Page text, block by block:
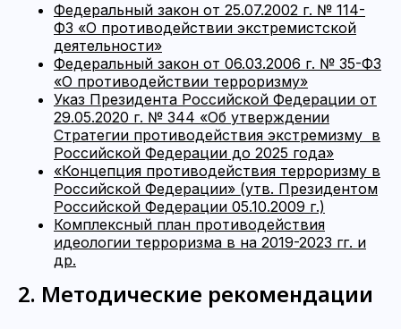
Федеральный закон от 25.07.2002 г. № 114-
ФЗ «О противодействии экстремистской
деятельности»
Федеральный закон от 06.03.2006 г. № 35-ФЗ
«О противодействии терроризму»
Указ Президента Российской Федерации от
29.05.2020 г. № 344 «Об утверждении
Стратегии противодействия экстремизму в
Российской Федерации до 2025 года»
«Концепция противодействия терроризму в
Российской Федерации» (утв. Президентом
Российской Федерации 05.10.2009 г.)
Комплексный план противодействия
идеологии терроризма в на 2019-2023 гг. и
др.
2. Методические рекомендации